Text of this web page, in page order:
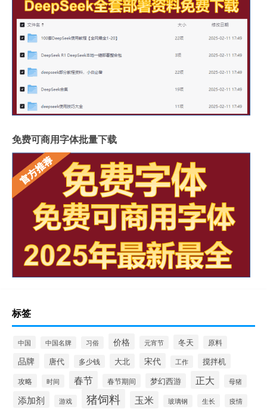
免费可商用字体批量下载
标签
中国 中国名牌 习俗 价格 元宵节 冬天 原料
品牌 唐代 多少钱 大北 宋代 工作 搅拌机
攻略 时间 春节 春节期间 梦幻西游 正大 母猪
添加剂 游戏 猪饲料 玉米 玻璃钢 生长 疫情